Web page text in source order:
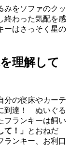
みをソファのクッ
終わった気配を感
ーはさっそく星の
理解して
分の寝床やカーテ
到達！ ぬいぐる
フランキーは飼い
！」 とおねだ
ランキー、お利口